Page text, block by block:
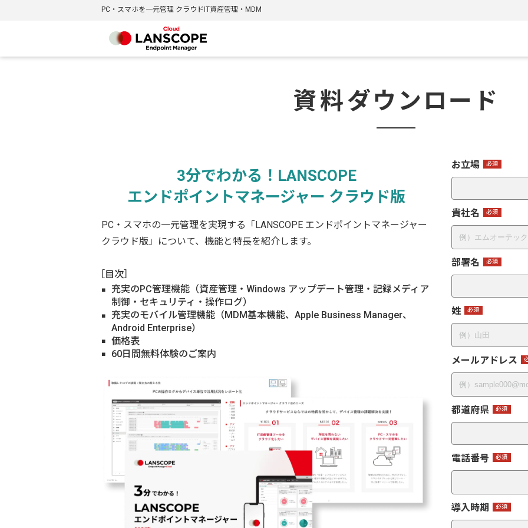
PC・スマホを一元管理 クラウドIT資産管理・MDM
資料ダウンロード
3分でわかる！LANSCOPE
エンドポイントマネージャー クラウド版
PC・スマホの一元管理を実現する「LANSCOPE エンドポイントマネージャー
クラウド版」について、機能と特長を紹介します。
［目次］
充実のPC管理機能（資産管理・Windows アップデート管理・記録メディア
制御・セキュリティ・操作ログ）
充実のモバイル管理機能（MDM基本機能、Apple Business Manager、
Android Enterprise）
価格表
60日間無料体験のご案内
お立場
貴社名
部署名
姓
メールアドレス
都道府県
電話番号
導入時期